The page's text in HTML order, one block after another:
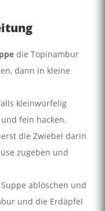
die Topinambur
dann in kleine
kleinwürfelig
fein hacken.
die Zwiebel darin
zugeben und
ablöschen und
und die Erdäpfel